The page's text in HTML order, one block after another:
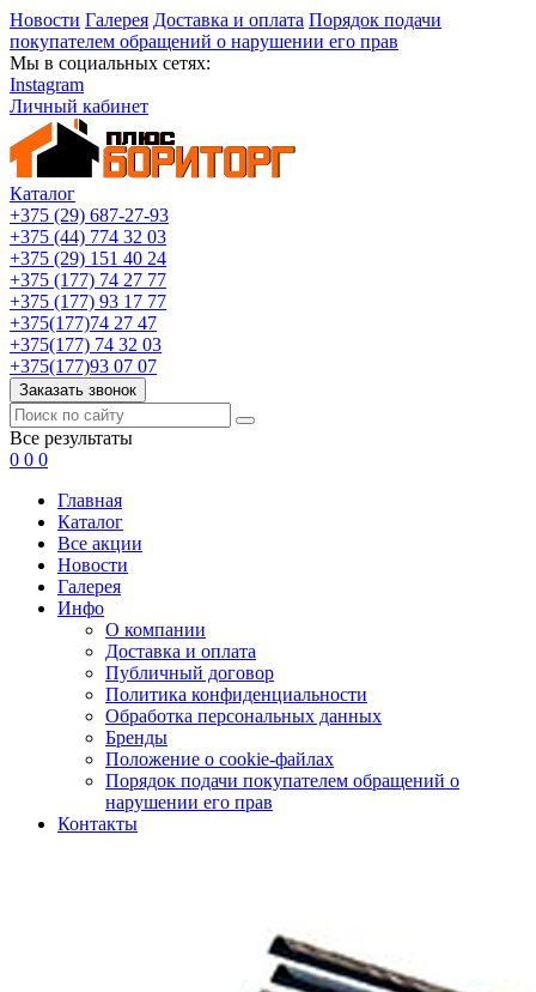
Новости Галерея Доставка и оплата Порядок подачи
покупателем обращений о нарушении его прав
Мы в социальных сетях:
Instagram
Личный кабинет
Каталог
+375 (29) 687-27-93
+375 (44) 774 32 03
+375 (29) 151 40 24
+375 (177) 74 27 77
+375 (177) 93 17 77
+375(177)74 27 47
+375(177) 74 32 03
+375(177)93 07 07
Заказать звонок
Все результаты
0 0 0
Главная
Каталог
Все акции
Новости
Галерея
Инфо
О компании
Доставка и оплата
Публичный договор
Политика конфиденциальности
Обработка персональных данных
Бренды
Положение о cookie-файлах
Порядок подачи покупателем обращений о
нарушении его прав
Контакты